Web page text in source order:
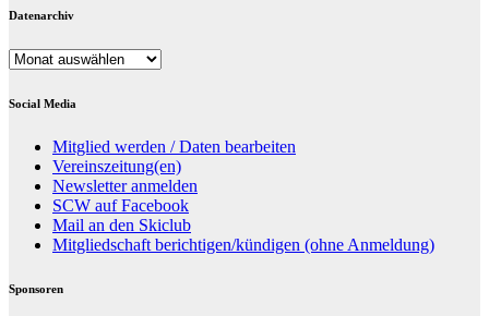
Datenarchiv
Datenarchiv
Social Media
Mitglied werden / Daten bearbeiten
Vereinszeitung(en)
Newsletter anmelden
SCW auf Facebook
Mail an den Skiclub
Mitgliedschaft berichtigen/kündigen (ohne Anmeldung)
Sponsoren